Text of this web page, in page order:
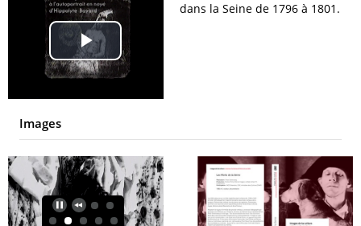
Play
Video
dans la Seine de 1796 à 1801.
Images